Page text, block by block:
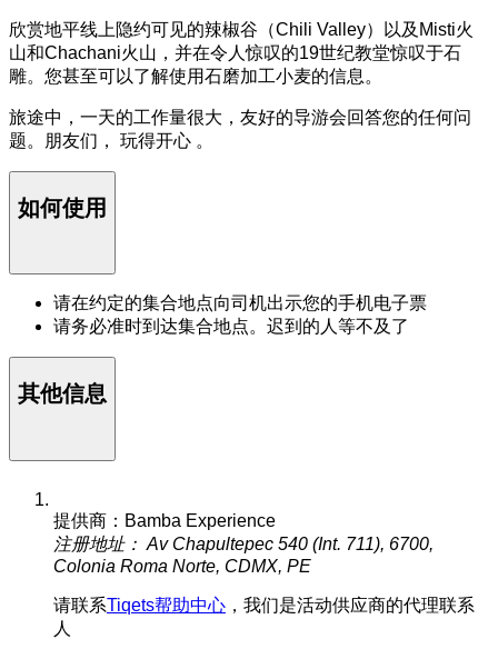
欣赏地平线上隐约可见的辣椒谷（Chili Valley）以及Misti火
山和Chachani火山，并在令人惊叹的19世纪教堂惊叹于石
雕。您甚至可以了解使用石磨加工小麦的信息。
旅途中，一天的工作量很大，友好的导游会回答您的任何问
题。朋友们， 玩得开心 。
如何使用
请在约定的集合地点向司机出示您的手机电子票
请务必准时到达集合地点。迟到的人等不及了
其他信息
提供商：Bamba Experience
注册地址： Av Chapultepec 540 (Int. 711), 6700,
Colonia Roma Norte, CDMX, PE
请联系Tiqets帮助中心 ，我们是活动供应商的代理联系
人